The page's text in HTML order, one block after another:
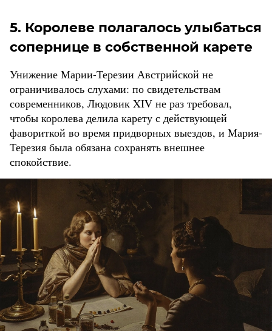
5. Королеве полагалось улыбаться
сопернице в собственной карете
Унижение Марии-Терезии Австрийской не
ограничивалось слухами: по свидетельствам
современников, Людовик XIV не раз требовал,
чтобы королева делила карету с действующей
фавориткой во время придворных выездов, и Мария-
Терезия была обязана сохранять внешнее
спокойствие.